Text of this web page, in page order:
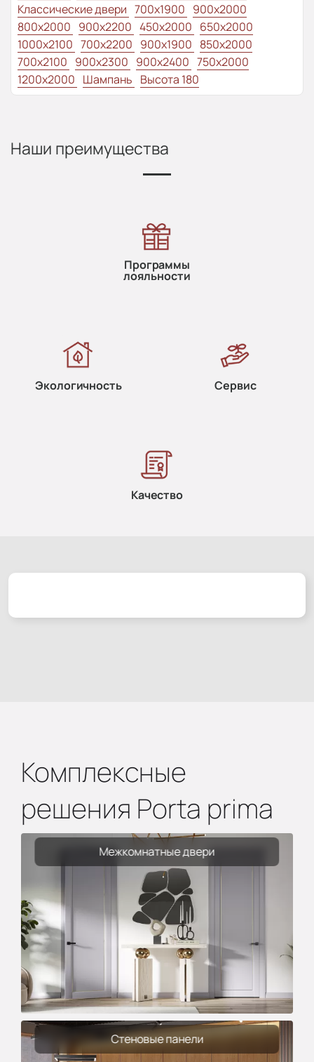
Классические двери 700x1900 900x2000
800x2000 900x2200 450x2000 650x2000
1000x2100 700x2200 900x1900 850x2000
700x2100 900x2300 900x2400 750x2000
1200x2000 Шампань Высота 180
Наши преимущества
Программы
лояльности
Экологичность Сервис
Качество
Комплексные
решения Porta prima
Межкомнатные двери
Стеновые панели